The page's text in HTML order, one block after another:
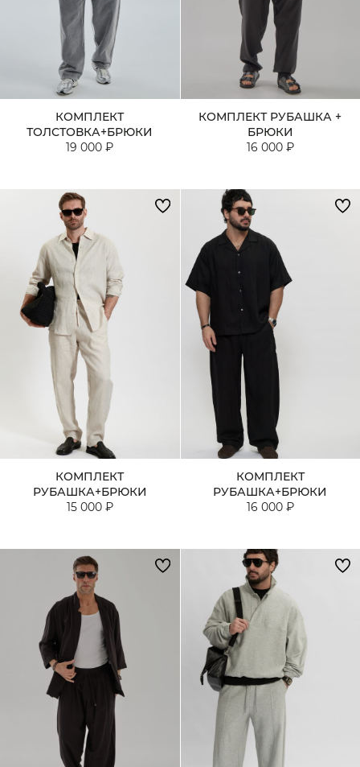
КОМПЛЕКТ
ТОЛСТОВКА+БРЮКИ
19 000 ₽
КОМПЛЕКТ РУБАШКА +
БРЮКИ
16 000 ₽
КОМПЛЕКТ
РУБАШКА+БРЮКИ
15 000 ₽
КОМПЛЕКТ
РУБАШКА+БРЮКИ
16 000 ₽